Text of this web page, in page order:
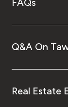
FAQs
Q&A On
Real Estate